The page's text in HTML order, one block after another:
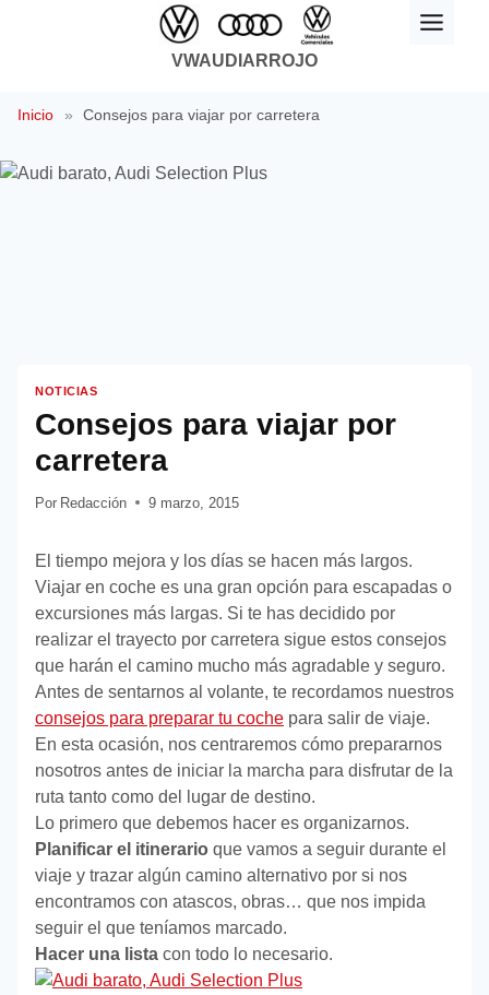
VWAUDIARROJO
Inicio » Consejos para viajar por carretera
NOTICIAS
Consejos para viajar por
carretera
Por Redacción 9 marzo, 2015
El tiempo mejora y los días se hacen más largos.
Viajar en coche es una gran opción para escapadas o
excursiones más largas. Si te has decidido por
realizar el trayecto por carretera sigue estos consejos
que harán el camino mucho más agradable y seguro.
Antes de sentarnos al volante, te recordamos nuestros
consejos para preparar tu coche para salir de viaje.
En esta ocasión, nos centraremos cómo prepararnos
nosotros antes de iniciar la marcha para disfrutar de la
ruta tanto como del lugar de destino.
Lo primero que debemos hacer es organizarnos.
Planificar el itinerario que vamos a seguir durante el
viaje y trazar algún camino alternativo por si nos
encontramos con atascos, obras… que nos impida
seguir el que teníamos marcado.
Hacer una lista con todo lo necesario.